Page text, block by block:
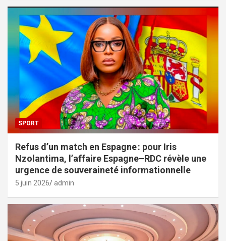
SPORT
Refus d’un match en Espagne : pour Iris
Nzolantima, l’affaire Espagne–RDC révèle une
urgence de souveraineté informationnelle
5 juin 2026 admin